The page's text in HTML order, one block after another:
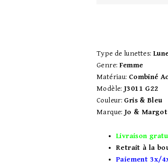
Type de lunettes:
Genre: Femme
Matériau: Combiné
Modèle: J3011 G22
Couleur: Gris & Bleu
Marque: Jo & Margot
Livraison
Retrait à la
Paiement 3x/